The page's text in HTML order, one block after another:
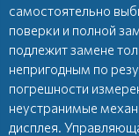
самостоятельно
поверки и полной
подлежит замене
непригодным по
погрешности
неустранимые
дисплея.